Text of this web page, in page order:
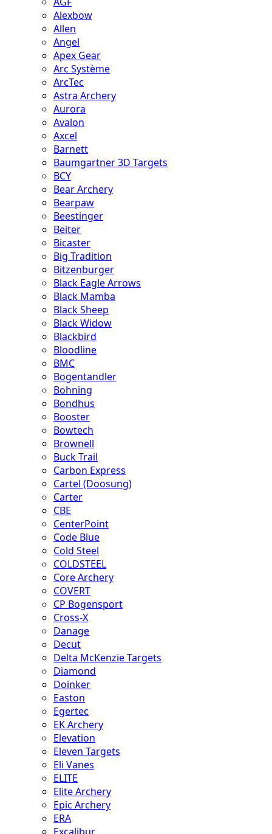
Alexbow
Allen
Angel
Apex Gear
Arc Système
ArcTec
Astra Archery
Aurora
Avalon
Axcel
Barnett
Baumgartner 3D Targets
BCY
Bear Archery
Bearpaw
Beestinger
Beiter
Bicaster
Big Tradition
Bitzenburger
Black Eagle Arrows
Black Mamba
Black Sheep
Black Widow
Blackbird
Bloodline
BMC
Bogentandler
Bohning
Bondhus
Booster
Bowtech
Brownell
Buck Trail
Carbon Express
Cartel (Doosung)
Carter
CBE
CenterPoint
Code Blue
Cold Steel
COLDSTEEL
Core Archery
COVERT
CP Bogensport
Cross-X
Danage
Decut
Delta McKenzie Targets
Diamond
Doinker
Easton
Egertec
EK Archery
Elevation
Eleven Targets
Eli Vanes
ELITE
Elite Archery
Epic Archery
ERA